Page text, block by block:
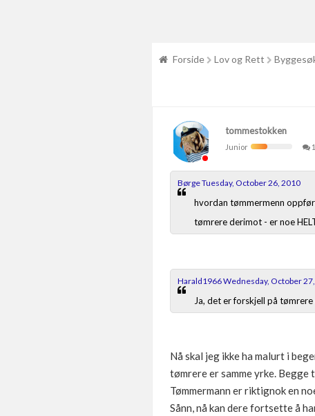
Forside Lov og Rett
tommestokken
Junior
Børge Tuesday, October 26, 2010
hvordan tømmermenn
tømrere derimot - er noe
Harald1966 Wednesday, October
Ja, det er forskjell på
Nå skal jeg ikke ha malurt i
tømrere er samme yrke.
Tømmermann er riktignok en
Sånn, nå kan dere fortsette å